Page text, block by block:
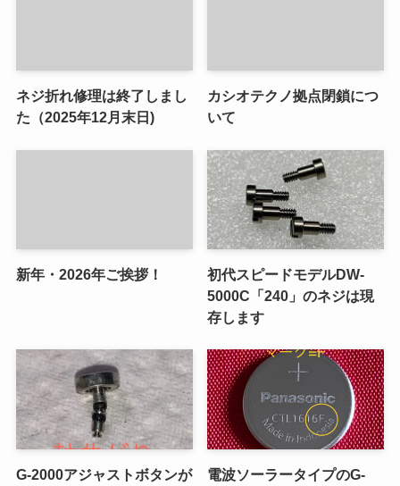
ネジ折れ修理は終了しまし
た（2025年12月末日)
カシオテクノ拠点閉鎖につ
いて
新年・2026年ご挨拶！
初代スピードモデルDW-
5000C「240」のネジは現
存します
G-2000アジャストボタンが
電波ソーラータイプのG-